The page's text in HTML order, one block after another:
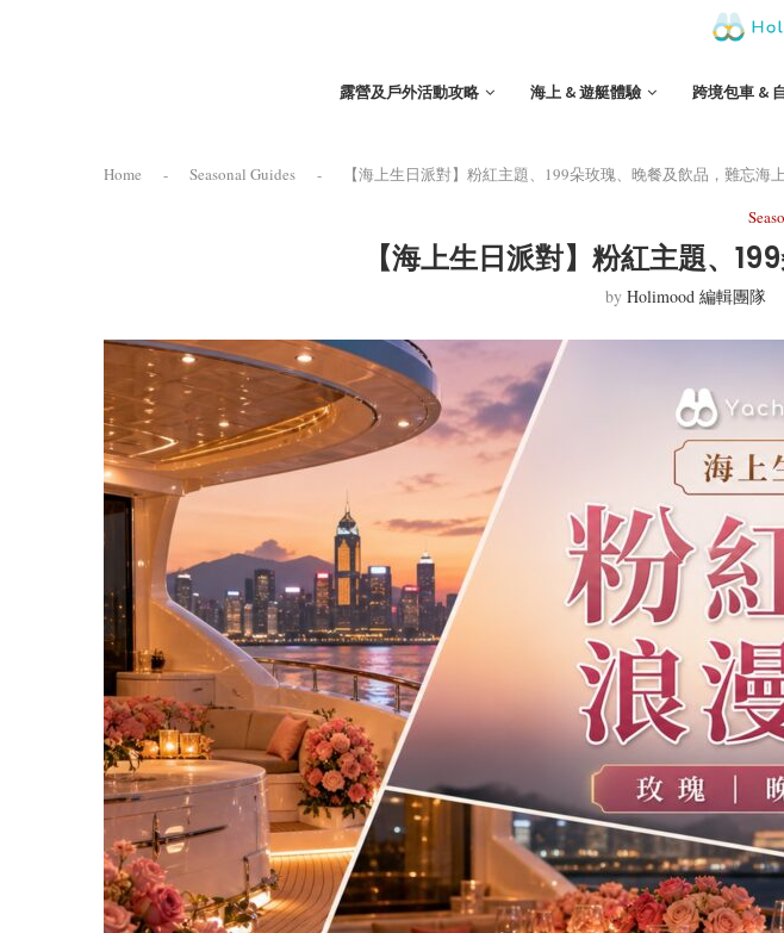
露營及戶外活動攻略 海上 & 遊艇體驗 跨境包車 &
Home - Seasonal Guides -
【海上生日派對】粉紅主題、199朵玫瑰、晚餐及飲品，難忘海
【海上生日派對】粉紅主題、
by Holimood 編輯團隊